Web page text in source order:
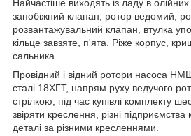
Найчастіше виходять із ладу в
запобіжний клапан, ротор ведомий,
розвантажувальний клапан, втулка
кільце завзяте, п'ята. Ріже корпус,
сальника.
Провідний і відний ротори насоса
сталі 18ХГТ, напрям руху ведучого
стрілкою, під час купівлі комплекту
звіряти креслення, різні
деталі за різними кресленнями.